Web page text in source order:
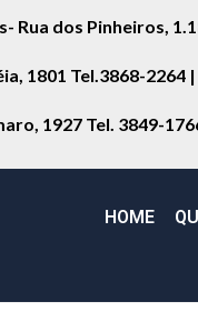
Rua dos Pinheiros,
1801 Tel.3868-
1927 Tel. 3849-
HOME